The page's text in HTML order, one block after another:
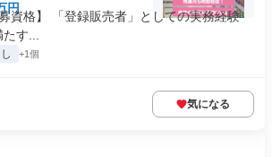
円
資格】 「登録販売者」としての実務経験
す...
+1個
気になる